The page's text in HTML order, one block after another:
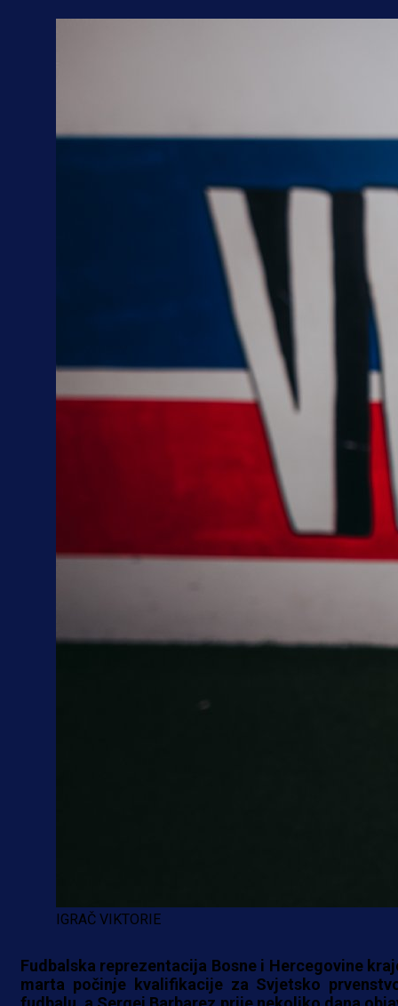
IGRAČ VIKTORIE
Fudbalska reprezentacija Bosne i Hercegovine
marta počinje kvalifikacije za Svjetsko